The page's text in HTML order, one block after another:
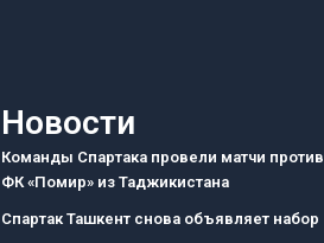
Новости
Команды Спартака провели матчи против
ФК «Помир» из Таджикистана
Спартак Ташкент снова объявляет набор